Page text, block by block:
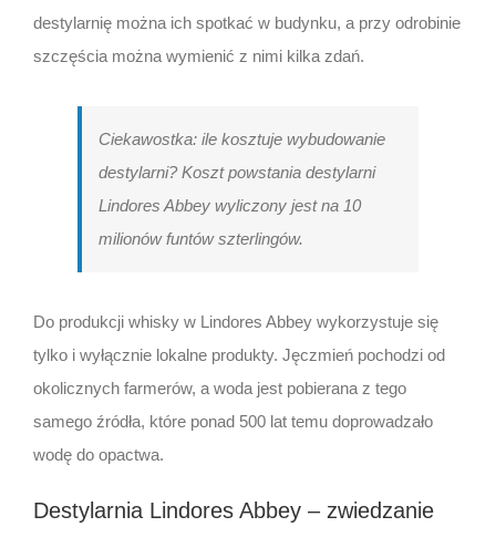
destylarnię można ich spotkać w budynku, a przy odrobinie
szczęścia można wymienić z nimi kilka zdań.
Ciekawostka: ile kosztuje wybudowanie
destylarni? Koszt powstania destylarni
Lindores Abbey wyliczony jest na 10
milionów funtów szterlingów.
Do produkcji whisky w Lindores Abbey wykorzystuje się
tylko i wyłącznie lokalne produkty. Jęczmień pochodzi od
okolicznych farmerów, a woda jest pobierana z tego
samego źródła, które ponad 500 lat temu doprowadzało
wodę do opactwa.
Destylarnia Lindores Abbey – zwiedzanie